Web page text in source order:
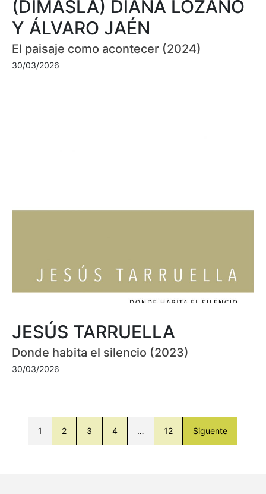
(DIMASLA) DIANA LOZANO
Y ÁLVARO JAÉN
El paisaje como acontecer (2024)
30/03/2026
JESÚS TARRUELLA
Donde habita el silencio (2023)
30/03/2026
1 2 3 4 … 12 Siguente